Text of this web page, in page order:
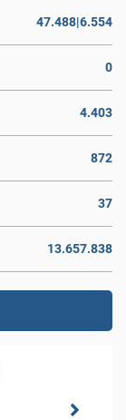
47.488|6.554
0
4.403
872
37
13.657.838